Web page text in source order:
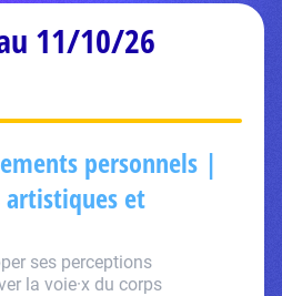
11/10/26
personnels |
artistiques et
ses perceptions
la voie·x du corps